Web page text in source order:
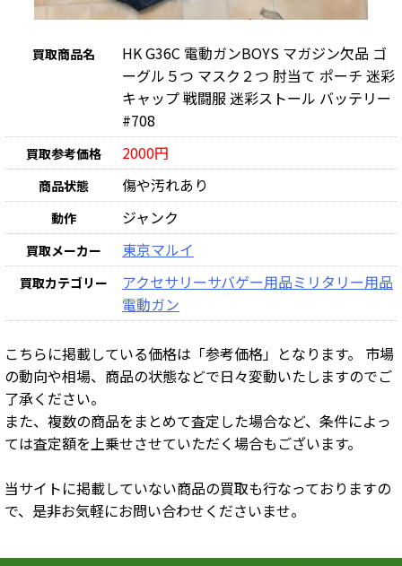
買取商品名
HK G36C 電動ガンBOYS マガジン欠品 ゴ
ーグル５つ マスク２つ 肘当て ポーチ 迷彩
キャップ 戦闘服 迷彩ストール バッテリー
#708
買取参考価格 2000円
商品状態 傷や汚れあり
動作 ジャンク
買取メーカー 東京マルイ
買取カテゴリー アクセサリーサバゲー用品ミリタリー用品
電動ガン
こちらに掲載している価格は「参考価格」となります。 市場
の動向や相場、商品の状態などで日々変動いたしますのでご
了承ください。
また、複数の商品をまとめて査定した場合など、条件によっ
ては査定額を上乗せさせていただく場合もございます。
当サイトに掲載していない商品の買取も行なっておりますの
で、是非お気軽にお問い合わせくださいませ。